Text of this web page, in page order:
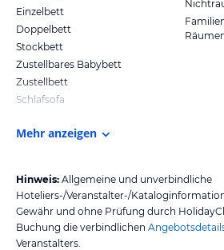
Einzelbett
Doppelbett
Stockbett
Zustellbares Babybett
Zustellbett
Schlafsofa
Mehr anzeigen
Hinweis: Allgemeine und unverbindliche
Hoteliers-/Veranstalter-/
Gewähr und ohne Prüfung durch
Buchung die verbindlichen
Veranstalters.